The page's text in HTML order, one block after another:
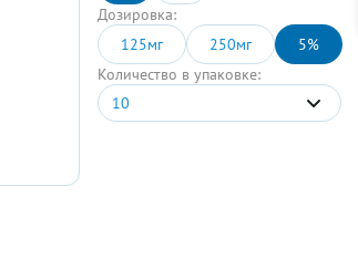
Дозировка:
125мг
250мг
5%
Количество в упаковке:
10